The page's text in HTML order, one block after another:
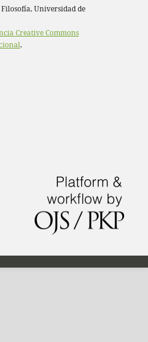
Filosofía, Universidad de
Creative Commons
.